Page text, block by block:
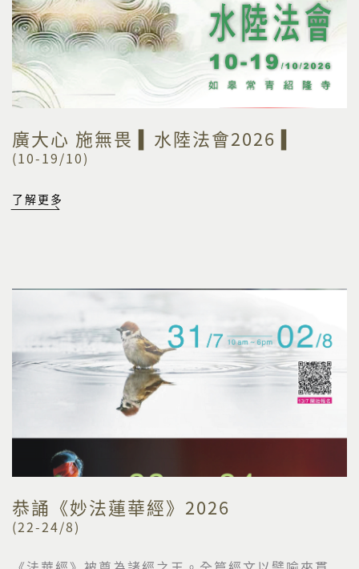
廣大心 施無畏 ▍水陸法會2026 ▍
(10-19/10)
了解更多
恭誦《妙法蓮華經》2026
(22-24/8)